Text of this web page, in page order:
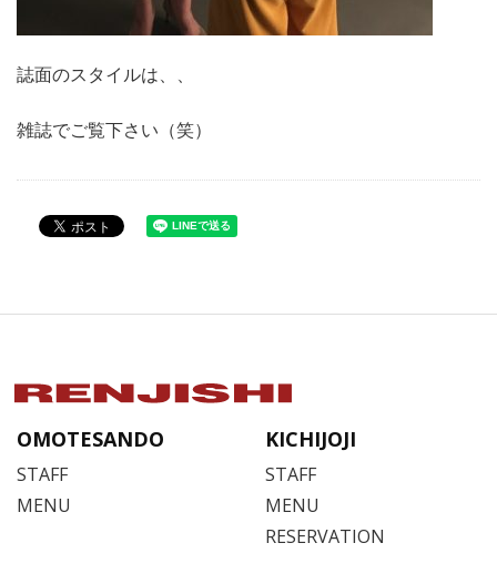
誌面のスタイルは、、
雑誌でご覧下さい（笑）
OMOTESANDO
STAFF
MENU
KICHIJOJI
STAFF
MENU
RESERVATION